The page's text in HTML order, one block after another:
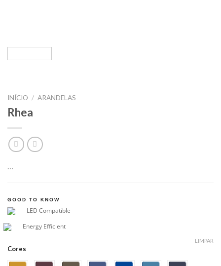
INÍCIO / ARANDELAS
Rhea
…
GOOD TO KNOW
LED Compatible
Energy Efficient
Cores
LIMPAR